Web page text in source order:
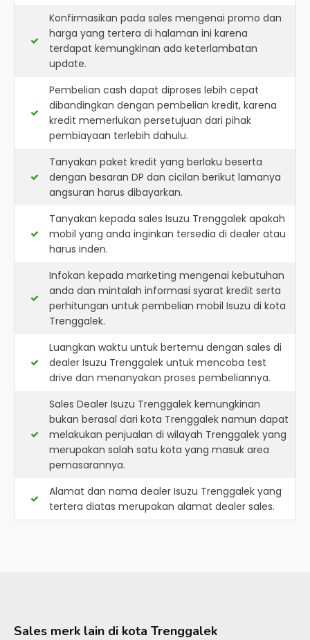
Konfirmasikan pada sales mengenai promo dan
harga yang tertera di halaman ini karena
terdapat kemungkinan ada keterlambatan
update.
Pembelian cash dapat diproses lebih cepat
dibandingkan dengan pembelian kredit, karena
kredit memerlukan persetujuan dari pihak
pembiayaan terlebih dahulu.
Tanyakan paket kredit yang berlaku beserta
dengan besaran DP dan cicilan berikut lamanya
angsuran harus dibayarkan.
Tanyakan kepada sales Isuzu Trenggalek apakah
mobil yang anda inginkan tersedia di dealer atau
harus inden.
Infokan kepada marketing mengenai kebutuhan
anda dan mintalah informasi syarat kredit serta
perhitungan untuk pembelian mobil Isuzu di kota
Trenggalek.
Luangkan waktu untuk bertemu dengan sales di
dealer Isuzu Trenggalek untuk mencoba test
drive dan menanyakan proses pembeliannya.
Sales Dealer Isuzu Trenggalek kemungkinan
bukan berasal dari kota Trenggalek namun dapat
melakukan penjualan di wilayah Trenggalek yang
merupakan salah satu kota yang masuk area
pemasarannya.
Alamat dan nama dealer Isuzu Trenggalek yang
tertera diatas merupakan alamat dealer sales.
Sales merk lain di kota Trenggalek